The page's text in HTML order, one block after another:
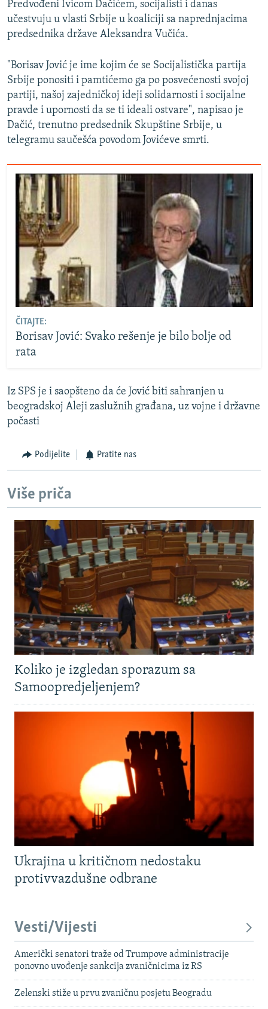
Predvođeni Ivicom Dačićem, socijalisti i danas
učestvuju u vlasti Srbije u koaliciji sa naprednjacima
predsednika države Aleksandra Vučića.
"Borisav Jović je ime kojim će se Socijalistička partija
Srbije ponositi i pamtićemo ga po posvećenosti svojoj
partiji, našoj zajedničkoj ideji solidarnosti i socijalne
pravde i upornosti da se ti ideali ostvare", napisao je
Dačić, trenutno predsednik Skupštine Srbije, u
telegramu saučešća povodom Jovićeve smrti.
ČITAJTE:
Borisav Jović: Svako rešenje je bilo bolje od
rata
Iz SPS je i saopšteno da će Jović biti sahranjen u
beogradskoj Aleji zaslužnih građana, uz vojne i državne
počasti
Podijelite Pratite nas
Više priča
Koliko je izgledan sporazum sa
Samoopredjeljenjem?
Ukrajina u kritičnom nedostaku
protivvazdušne odbrane
Vesti/Vijesti
Američki senatori traže od Trumpove administracije
ponovno uvođenje sankcija zvaničnicima iz RS
Zelenski stiže u prvu zvaničnu posjetu Beogradu